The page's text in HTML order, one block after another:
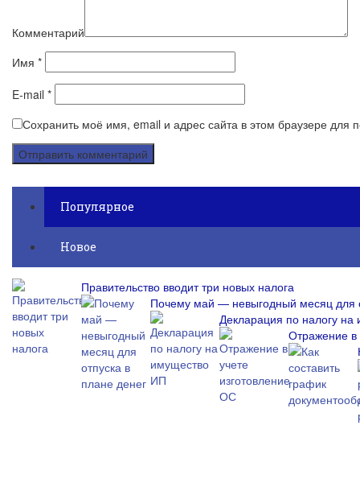
Комментарий
Имя *
E-mail *
Сохранить моё имя, email и адрес сайта в этом браузере
Популярное
Новое
Правительство вводит три новых налога
Почему май — невыгодный месяц для
Декларация по налогу
Отражение в